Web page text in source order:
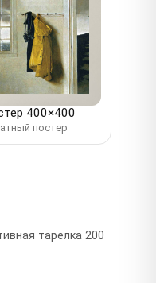
400×400
постер
тарелка 200